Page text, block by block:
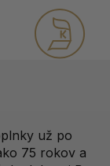
už po
75 rokov a